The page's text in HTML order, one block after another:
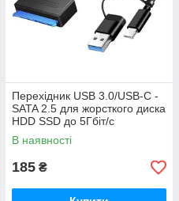
Перехідник USB 3.0/USB-C -
SATA 2.5 для жорсткого диска
HDD SSD до 5Гбіт/с
В наявності
185 ₴